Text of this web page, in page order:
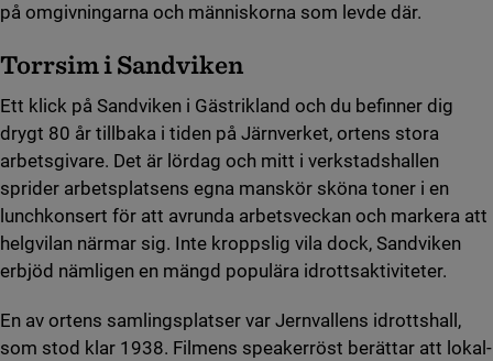
på omgivningarna och människorna som levde där.
Torrsim i Sandviken
Ett klick på Sandviken i Gästrikland och du befinner dig
drygt 80 år tillbaka i tiden på Järnverket, ortens stora
arbetsgivare. Det är lördag och mitt i verkstadshallen
sprider arbetsplatsens egna manskör sköna toner i en
lunchkonsert för att avrunda arbetsveckan och markera att
helgvilan närmar sig. Inte kroppslig vila dock, Sandviken
erbjöd nämligen en mängd populära idrottsaktiviteter.
En av ortens samlingsplatser var Jernvallens idrottshall,
som stod klar 1938. Filmens speakerröst berättar att lokal-